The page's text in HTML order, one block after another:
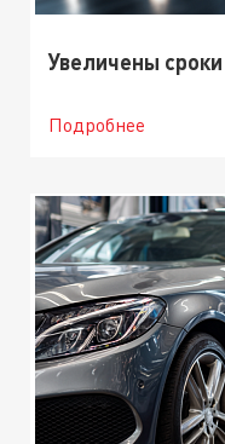
Увеличены
Подробнее